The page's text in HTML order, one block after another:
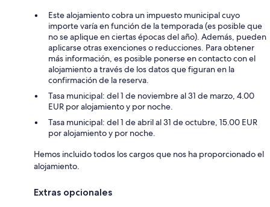
Este alojamiento cobra un impuesto municipal cuyo
importe varía en función de la temporada (es posible que
no se aplique en ciertas épocas del año). Además, pueden
aplicarse otras exenciones o reducciones. Para obtener
más información, es posible ponerse en contacto con el
alojamiento a través de los datos que figuran en la
confirmación de la reserva.
Tasa municipal: del 1 de noviembre al 31 de marzo, 4.00
EUR por alojamiento y por noche.
Tasa municipal: del 1 de abril al 31 de octubre, 15.00 EUR
por alojamiento y por noche.
Hemos incluido todos los cargos que nos ha proporcionado el
alojamiento.
Extras opcionales